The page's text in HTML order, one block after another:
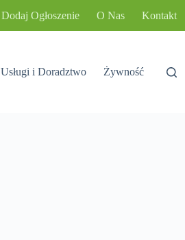
Dodaj Ogłoszenie O Nas Kontakt
Usługi i Doradztwo Żywność